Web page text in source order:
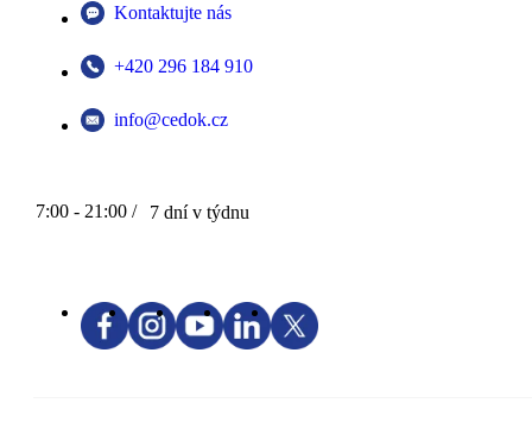
Kontaktujte nás
+420 296 184 910
info@cedok.cz
7:00 - 21:00 / 7 dní v týdnu